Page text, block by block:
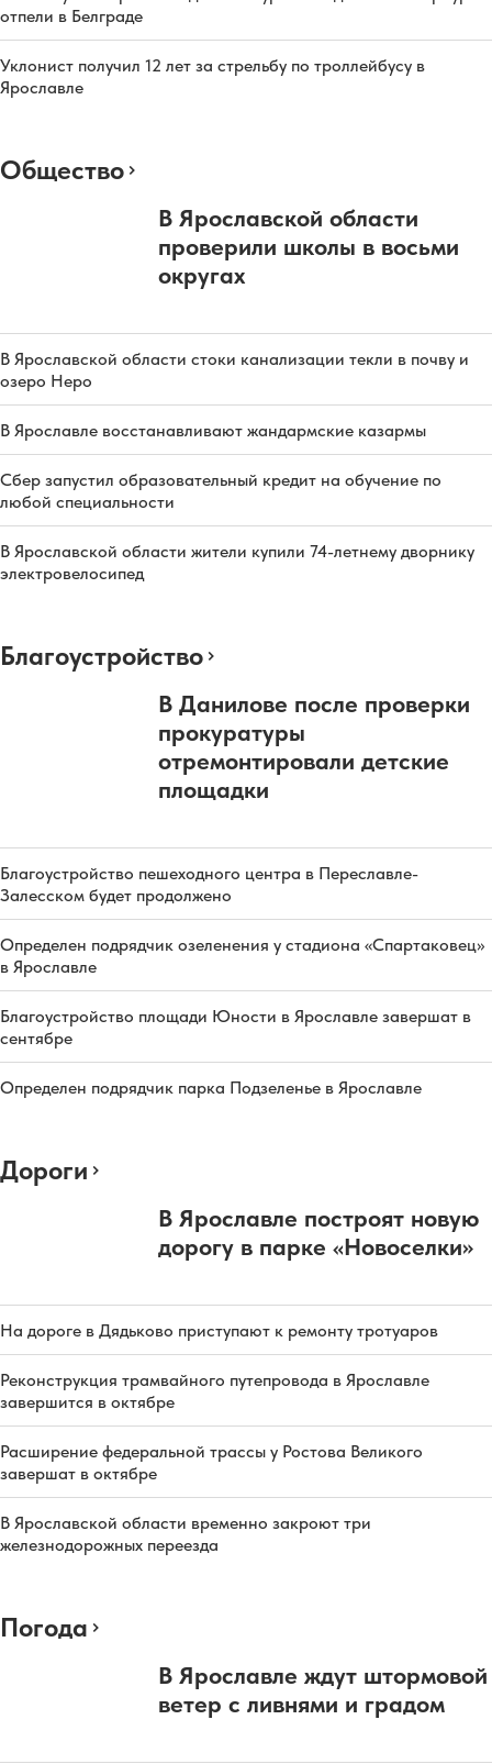
отпели в Белграде
Уклонист получил 12 лет за стрельбу по троллейбусу в
Ярославле
Общество
В Ярославской области
проверили школы в восьми
округах
В Ярославской области стоки канализации текли в почву и
озеро Неро
В Ярославле восстанавливают жандармские казармы
Сбер запустил образовательный кредит на обучение по
любой специальности
В Ярославской области жители купили 74-летнему дворнику
электровелосипед
Благоустройство
В Данилове после проверки
прокуратуры
отремонтировали детские
площадки
Благоустройство пешеходного центра в Переславле-
Залесском будет продолжено
Определен подрядчик озеленения у стадиона «Спартаковец»
в Ярославле
Благоустройство площади Юности в Ярославле завершат в
сентябре
Определен подрядчик парка Подзеленье в Ярославле
Дороги
В Ярославле построят новую
дорогу в парке «Новоселки»
На дороге в Дядьково приступают к ремонту тротуаров
Реконструкция трамвайного путепровода в Ярославле
завершится в октябре
Расширение федеральной трассы у Ростова Великого
завершат в октябре
В Ярославской области временно закроют три
железнодорожных переезда
Погода
В Ярославле ждут штормовой
ветер с ливнями и градом